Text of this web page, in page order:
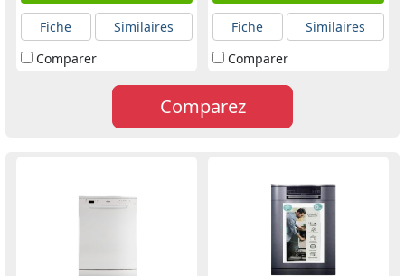
Fiche
Similaires
Comparer
Fiche
Similaires
Comparer
Comparez